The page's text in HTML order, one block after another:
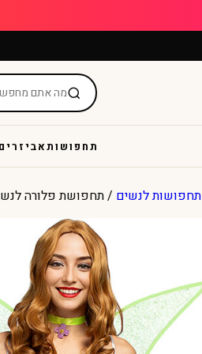
תחפושות
תחפושות לנשים / תחפושת פלורה